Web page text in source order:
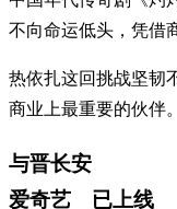
不向命运低头，凭借
热依扎这回挑战坚韧
商业上最重要的伙伴
与晋长安
爱奇艺 已上线